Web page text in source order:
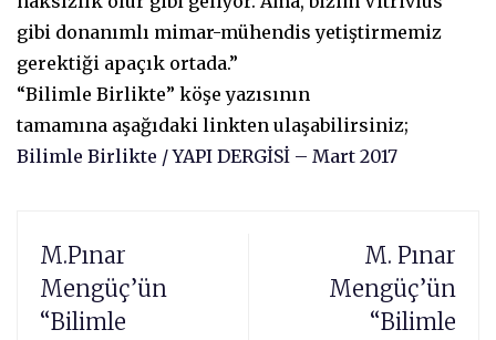
gibi donanımlı mimar-mühendis yetiştirmemiz
gerektiği apaçık ortada.”
“Bilimle Birlikte” köşe yazısının
tamamına aşağıdaki linkten ulaşabilirsiniz;
Bilimle Birlikte / YAPI DERGİSİ – Mart 2017
M.Pınar
Mengüç’ün
“Bilimle
M. Pınar
Mengüç’ün
“Bilimle